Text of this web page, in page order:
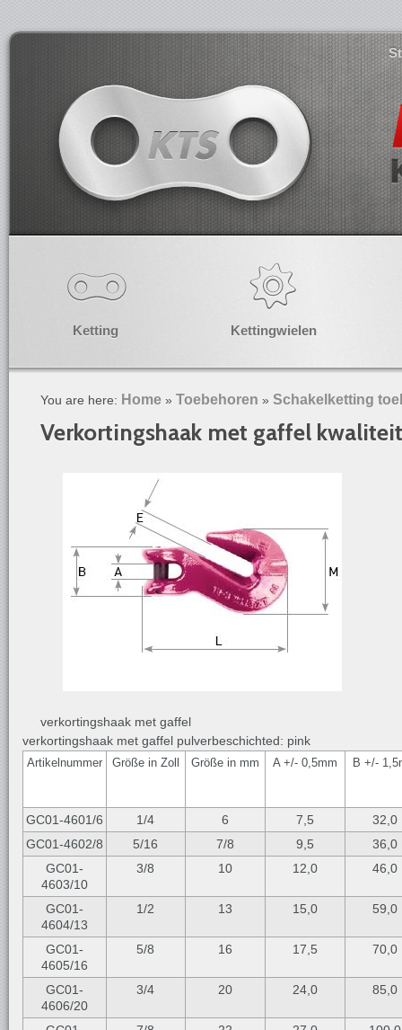
Ketting Kettingwielen
You are here: Home » Toebehoren » Schakelketting
Verkortingshaak met gaffel
verkortingshaak met gaffel
verkortingshaak met gaffel pulverbeschichted: pink
Artikelnummer Größe in Zoll Größe in mm A +/- 0,5mm B +/-
GC01-4601/6 1/4 6 7,5
32,0
GC01-4602/8
5/16 7/8 9,5
36,0
GC01-
4603/10
3/8 10 12,0 46,0
GC01-
4604/13
1/2 13 15,0 59,0
GC01-
4605/16
5/8 16 17,5 70,0
GC01-
4606/20
3/4 20 24,0 85,0